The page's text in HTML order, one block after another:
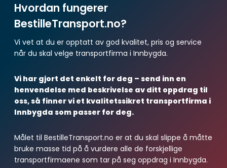
Hvordan fungerer
BestilleTransport.no?
Vi vet at du er opptatt av god kvalitet, pris og service
når du skal velge transportfirma i Innbygda.
Vi har gjort det enkelt for deg – send inn en
henvendelse med beskrivelse av ditt oppdrag til
oss, så finner vi et kvalitetssikret transportfirma i
Innbygda som passer for deg.
Målet til BestilleTransport.no er at du skal slippe å måtte
bruke masse tid på å vurdere alle de forskjellige
transportfirmaene som tar på seg oppdrag i Innbygda.